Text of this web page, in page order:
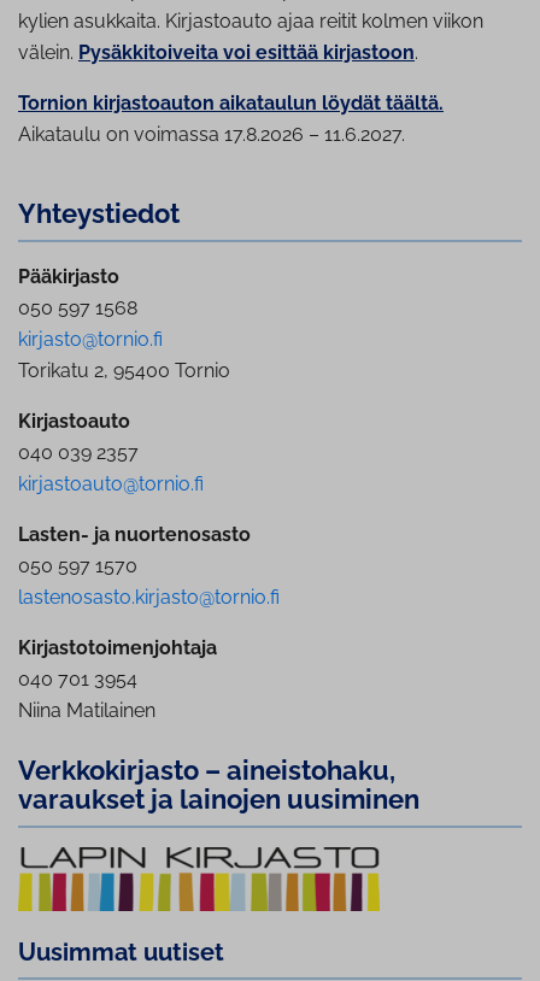
kylien asukkaita. Kirjastoauto ajaa reitit kolmen viikon
välein. Pysäkkitoiveita voi esittää kirjastoon.
Tornion kirjastoauton aikataulun löydät täältä.
Aikataulu on voimassa 17.8.2026 – 11.6.2027.
Yh­teys­tie­dot
Pääkirjasto
050 597 1568
kirjasto@tornio.fi
Torikatu 2, 95400 Tornio
Kirjastoauto
040 039 2357
kirjastoauto@tornio.fi
Lasten- ja nuortenosasto
050 597 1570
lastenosasto.kirjasto@tornio.fi
Kirjastotoimenjohtaja
040 701 3954
Niina Matilainen
Verk­ko­kir­jas­to – ai­neis­to­ha­ku,
varaukset ja lainojen uusiminen
Uusimmat uutiset